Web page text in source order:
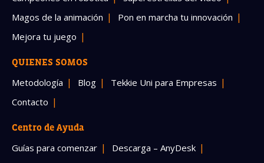
Magos de la animación
Pon en marcha tu innovación
Mejora tu juego
QUIENES SOMOS
Metodología Blog
Tekkie Uni para Empresas
Contacto
Centro de Ayuda
Guías para comenzar
Descarga – AnyDesk